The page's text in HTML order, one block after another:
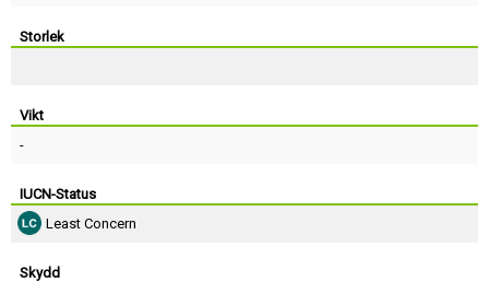
Storlek
Vikt
-
IUCN-Status
Least Concern
Skydd